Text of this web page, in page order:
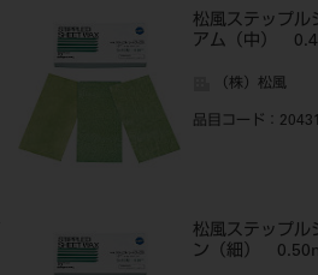
松風ステップル
アム（中）
（株）松風
品目コード ：
松風ステップル
ン（細）